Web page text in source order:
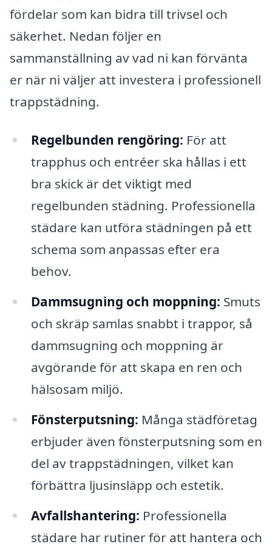
fördelar som kan bidra till trivsel och
säkerhet. Nedan följer en
sammanställning av vad ni kan förvänta
er när ni väljer att investera i professionell
trappstädning.
Regelbunden rengöring: För att
trapphus och entréer ska hållas i ett
bra skick är det viktigt med
regelbunden städning. Professionella
städare kan utföra städningen på ett
schema som anpassas efter era
behov.
Dammsugning och moppning: Smuts
och skräp samlas snabbt i trappor, så
dammsugning och moppning är
avgörande för att skapa en ren och
hälsosam miljö.
Fönsterputsning: Många städföretag
erbjuder även fönsterputsning som en
del av trappstädningen, vilket kan
förbättra ljusinsläpp och estetik.
Avfallshantering: Professionella
städare har rutiner för att hantera och